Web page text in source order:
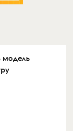
модель